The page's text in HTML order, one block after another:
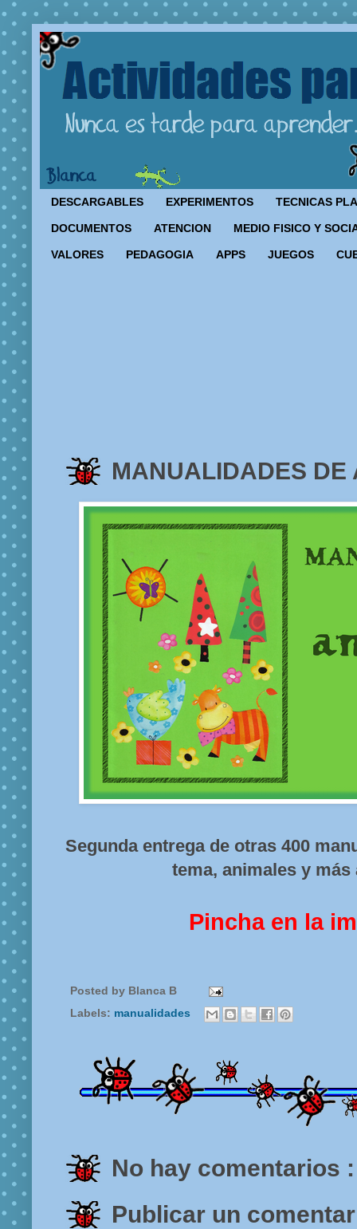
DESCARGABLES EXPERIMENTOS TECNICAS
DOCUMENTOS ATENCION MEDIO FISICO Y
VALORES PEDAGOGIA APPS JUEGOS
MANUALIDADES DE
Segunda entrega de otras 400
tema, animales y más
Pincha en la
Posted by Blanca B
Labels: manualidades
No hay comentarios :
Publicar un